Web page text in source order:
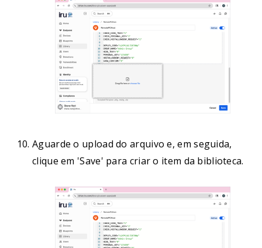
Aguarde o upload do arquivo e, em seguida,
clique em 'Save' para criar o item da biblioteca.